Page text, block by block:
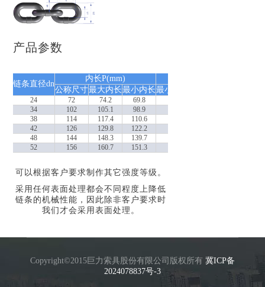
产品参数
链条直径dn
内长P(mm)
公称尺寸最大内长最小内长最小内宽b1
24 72 74.2 69.8
34
102 105.1 98.9
38
114 117.4 110.6
42
126 129.8 122.2
48
144 148.3 139.7
52
156 160.7 151.3
可以根据客户要求制作其它强度等级。
采用任何表面处理都会不同程度上降低
链条的机械性能，因此除非客户要求时
我们才会采用表面处理。
Copyright©2015巨力索具股份有限公司版权所有 冀ICP备
2024078837号-3